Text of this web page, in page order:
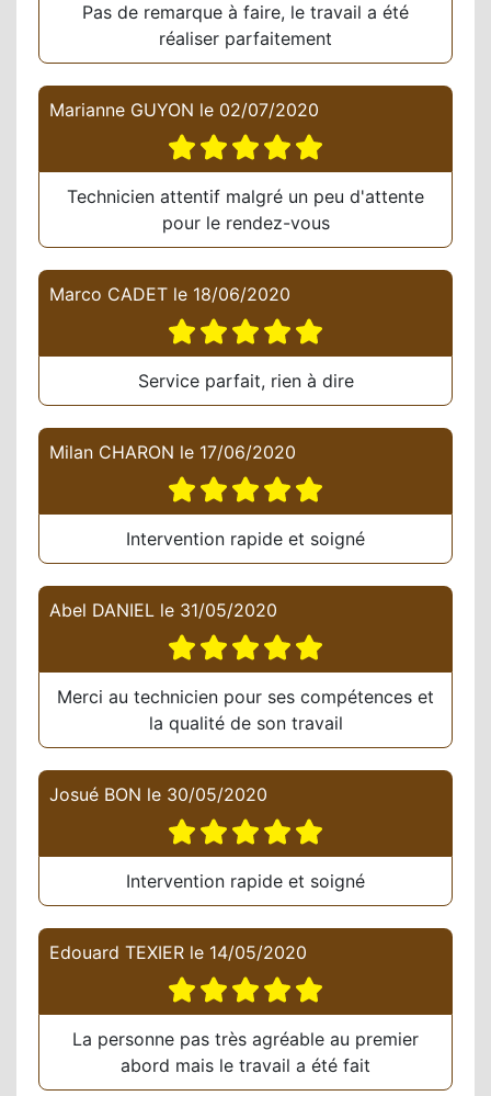
Pas de remarque à faire, le travail a été
réaliser parfaitement
Marianne GUYON le 02/07/2020
Technicien attentif malgré un peu d'attente
pour le rendez-vous
Marco CADET le 18/06/2020
Service parfait, rien à dire
Milan CHARON le 17/06/2020
Intervention rapide et soigné
Abel DANIEL le 31/05/2020
Merci au technicien pour ses compétences et
la qualité de son travail
Josué BON le 30/05/2020
Intervention rapide et soigné
Edouard TEXIER le 14/05/2020
La personne pas très agréable au premier
abord mais le travail a été fait